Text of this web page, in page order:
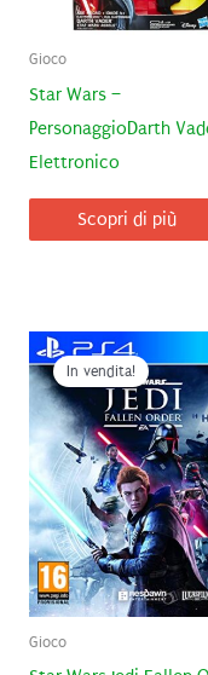
Gioco
Star Wars –
PersonaggioDarth
Elettronico
Scopri di più
In vendita!
Gioco